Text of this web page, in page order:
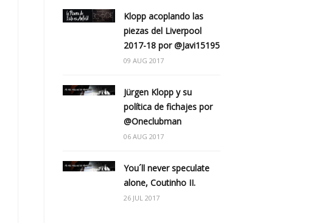
Klopp acoplando las
piezas del Liverpool
2017-18 por @Javi15195
09 AUG 2017
Jürgen Klopp y su
política de fichajes por
@Oneclubman
06 AUG 2017
You´ll never speculate
alone, Coutinho II.
26 JUL 2017